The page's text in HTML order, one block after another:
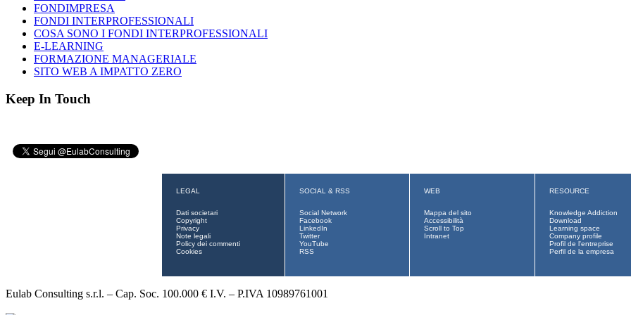
FONDIMPRESA
FONDI INTERPROFESSIONALI
COSA SONO I FONDI INTERPROFESSIONALI
E-LEARNING
FORMAZIONE MANAGERIALE
SITO WEB A IMPATTO ZERO
Keep In Touch
LEGAL SOCIAL & RSS WEB RESOURCE
Dati societari Social Network Mappa del sito Knowledge Addiction
Copyright
Facebook Accessibilità Download
Privacy
LinkedIn Scroll to Top Learning space
Note legali
Twitter Intranet
Company profile
Policy dei commenti
YouTube
Profil de l'entreprise
Cookies
RSS Perfil de la empresa
Eulab Consulting s.r.l. – Cap. Soc. 100.000 € I.V. – P.IVA 10989761001